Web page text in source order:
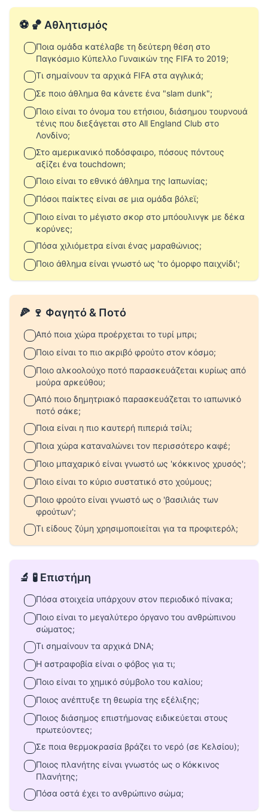
⚽ 🏀 Αθλητισμός
Ποια ομάδα κατέλαβε τη δεύτερη θέση στο
Παγκόσμιο Κύπελλο Γυναικών της FIFA το 2019;
Τι σημαίνουν τα αρχικά FIFA στα αγγλικά;
Σε ποιο άθλημα θα κάνετε ένα "slam dunk";
Ποιο είναι το όνομα του ετήσιου, διάσημου τουρνουά
τένις που διεξάγεται στο All England Club στο
Λονδίνο;
Στο αμερικανικό ποδόσφαιρο, πόσους πόντους
αξίζει ένα touchdown;
Ποιο είναι το εθνικό άθλημα της Ιαπωνίας;
Πόσοι παίκτες είναι σε μια ομάδα βόλεϊ;
Ποιο είναι το μέγιστο σκορ στο μπόουλινγκ με δέκα
κορύνες;
Πόσα χιλιόμετρα είναι ένας μαραθώνιος;
Ποιο άθλημα είναι γνωστό ως 'το όμορφο παιχνίδι';
🍕 🍷 Φαγητό & Ποτό
Από ποια χώρα προέρχεται το τυρί μπρι;
Ποιο είναι το πιο ακριβό φρούτο στον κόσμο;
Ποιο αλκοολούχο ποτό παρασκευάζεται κυρίως από
μούρα αρκεύθου;
Από ποιο δημητριακό παρασκευάζεται το ιαπωνικό
ποτό σάκε;
Ποια είναι η πιο καυτερή πιπεριά τσίλι;
Ποια χώρα καταναλώνει τον περισσότερο καφέ;
Ποιο μπαχαρικό είναι γνωστό ως 'κόκκινος χρυσός';
Ποιο είναι το κύριο συστατικό στο χούμους;
Ποιο φρούτο είναι γνωστό ως ο 'βασιλιάς των
φρούτων';
Τι είδους ζύμη χρησιμοποιείται για τα προφιτερόλ;
🔬 🧪 Επιστήμη
Πόσα στοιχεία υπάρχουν στον περιοδικό πίνακα;
Ποιο είναι το μεγαλύτερο όργανο του ανθρώπινου
σώματος;
Τι σημαίνουν τα αρχικά DNA;
Η αστραφοβία είναι ο φόβος για τι;
Ποιο είναι το χημικό σύμβολο του καλίου;
Ποιος ανέπτυξε τη θεωρία της εξέλιξης;
Ποιος διάσημος επιστήμονας ειδικεύεται στους
πρωτεύοντες;
Σε ποια θερμοκρασία βράζει το νερό (σε Κελσίου);
Ποιος πλανήτης είναι γνωστός ως ο Κόκκινος
Πλανήτης;
Πόσα οστά έχει το ανθρώπινο σώμα;